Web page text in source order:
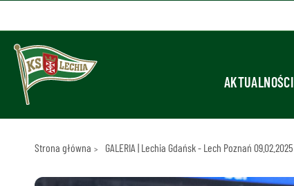
AKTUALNOŚCI
Strona główna GALERIA | Lechia Gdańsk - Lech Poznań 09.02.2025